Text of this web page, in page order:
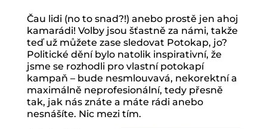
Čau lidi (no to snad?!) anebo prostě jen ahoj
kamarádi! Volby jsou šťastně za námi, takže
teď už můžete zase sledovat Potokap, jo?
Politické dění bylo natolik inspirativní, že
jsme se rozhodli pro vlastní potokapí
kampaň – bude nesmlouvavá, nekorektní a
maximálně neprofesionální, tedy přesně
tak, jak nás znáte a máte rádi anebo
nesnášíte. Nic mezi tím.